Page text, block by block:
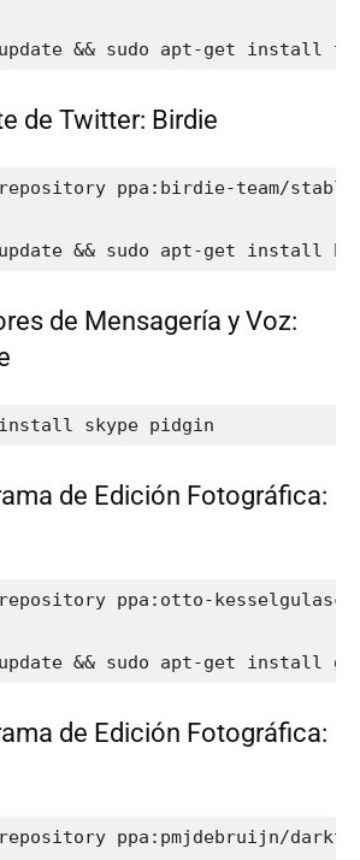
&& sudo apt-get install
de Twitter: Birdie
ppa:birdie-team/stable
&& sudo apt-get install
de Mensagería y Voz:
skype pidgin
de Edición Fotográfica:
ppa:otto-
&& sudo apt-get install
de Edición Fotográfica:
ppa:pmjdebruijn/